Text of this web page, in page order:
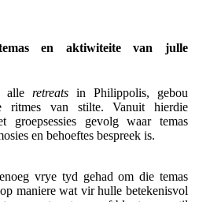
en aktiwiteite van julle
alle retreatsin Philippolis, gebou
ritmes van stilte. Vanuit hierdie
groepsessies gevolg waar temas
en behoeftes bespreek is.
vrye tyd gehad om die temas
maniere wat vir hulle betekenisvol